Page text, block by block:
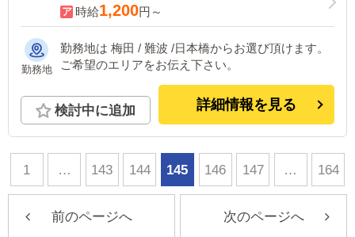
時給1,200円～
勤務地
勤務地は 梅田 / 難波 /日本橋からお選び頂けます。
ご希望のエリアをお伝え下さい。
検討中に追加 詳細情報を見る
1 … 143 144 145 146 147 … 164
前のページへ 次のページへ